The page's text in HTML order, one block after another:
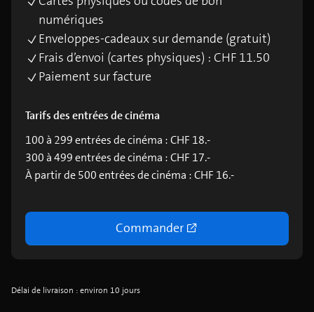
numériques
Enveloppes-cadeaux sur demande (gratuit)
Frais d’envoi (cartes physiques) : CHF 11.50
Paiement sur facture
Tarifs des entrées de cinéma
100 à 299 entrées de cinéma : CHF 18.-
300 à 499 entrées de cinéma : CHF 17.-
À partir de 500 entrées de cinéma : CHF 16.-
Commander
Délai de livraison : environ 10 jours